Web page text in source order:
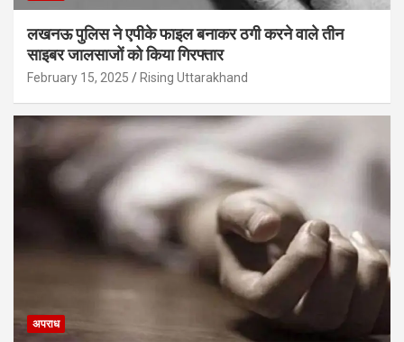
लखनऊ पुलिस ने एपीके फाइल बनाकर ठगी करने वाले तीन
साइबर जालसाजों को किया गिरफ्तार
February 15, 2025 Rising Uttarakhand
अपराध